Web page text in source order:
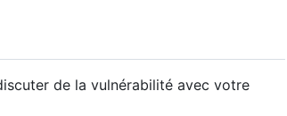
de la vulnérabilité avec votre